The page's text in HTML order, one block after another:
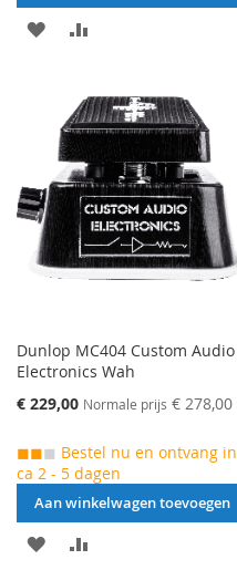
AAN
TOEVOEGEN
OM
VERGELIJKEN
Dunlop MC404 Custom Audio
Electronics Wah
Speciale
€ 229,00 Normale prijs € 278,00
◼◼◼ Bestel nu en ontvang in
ca 2 - 5 dagen
Aan winkelwagen toevoegen
AAN